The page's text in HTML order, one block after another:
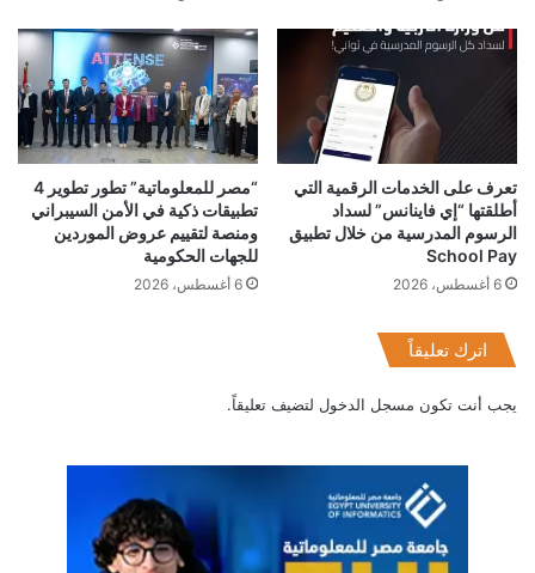
السويدى اليكتريك نحن نركز دائمًا جهودنا في دعم التعليم لأننا نعتقد
اعتقادًا راسخًا أنه حجر الأساس لمجتمع متقدم. ويشرفنا بشكل
استثنائي أن نضيف قيمة متميزة يستفيد منها طلاب أكاديمية
السويدي الفنية من خلال التعاون مع شركة اورنچ لتقديم مجال
تكنولوجيا المعلومات والاتصالات في التعليم المزدوج ، لأول مرة في
مصر بشهادات ومعايير دولية.
تعرف على الخدمات الرقمية التي
أطلقتها “إي فاينانس” لسداد
الرسوم المدرسية من خلال تطبيق
School Pay
6 أغسطس، 2026
“مصر للمعلوماتية” تطور تطوير 4
تطبيقات ذكية في الأمن السيبراني
ومنصة لتقييم عروض الموردين
للجهات الحكومية
6 أغسطس، 2026
اترك تعليقاً
يجب أنت تكون مسجل الدخول لتضيف تعليقاً.